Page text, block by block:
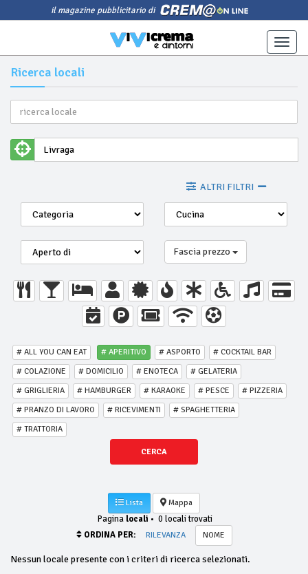
il magazine pubblicitario di
Toggle
Ricerca locali
ALTRI FILTRI
Fascia prezzo
# ALL YOU CAN EAT # APERITIVO # ASPORTO
# COCKTAIL BAR
# COLAZIONE
# DOMICILIO # ENOTECA
# GELATERIA
# GRIGLIERIA
# HAMBURGER # KARAOKE # PESCE
# PIZZERIA
# PRANZO DI LAVORO
# RICEVIMENTI
# SPAGHETTERIA
# TRATTORIA
CERCA
Lista Mappa
Pagina locali • 0 locali trovati
ORDINA PER:
RILEVANZA NOME
Nessun locale presente con i criteri di ricerca selezionati.